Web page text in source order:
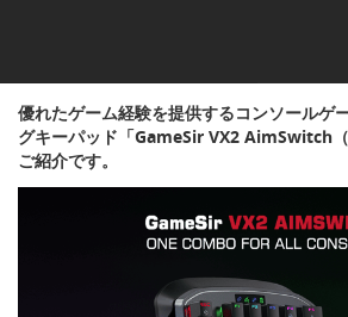
優れたゲーム経験を提供するコンソールゲ
グキーパッド「GameSir VX2 AimSwitch
ご紹介です。